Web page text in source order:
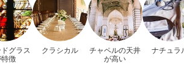
グラス
徴
クラシカル
チャペルの天井
が高い
ナチュラ